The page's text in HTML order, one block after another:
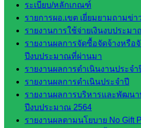
ระเบียบ/หลักเกณฑ์
รายการผอ.เขต เยี่ยมยามถามข่า
รายงานการใช้จ่ายเงินงบประม
รายงานผลการจัดซื้อจัดจ้างหรือ
ปีงบประมาณที่ผ่านมา
รายงานผลการดำเนินงานประจ
รายงานผลการดำเนินประจำปี
รายงานผลการบริหารและพัฒน
ปีงบประมาณ 2564
รายงานผลตามนโยบาย No Gift
กรรมการ
ก.ต.ป.น.
เว็บไซต์
อ.ค.ก.ศ.เขต
พื้นที่การ
ศึกษา
ดาวน์โหลด